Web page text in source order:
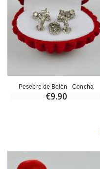
Pesebre de Belén - Concha
€9.90